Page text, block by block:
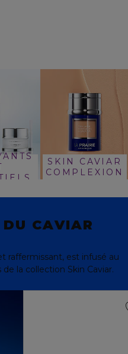
SKIN CAVIAR
COMPLEXION
CAVIAR
raffermissant, est infusé au
la collection Skin Caviar.